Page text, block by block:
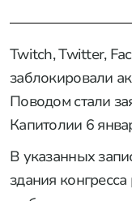
Twitch, Twitter,
заблокировали
Поводом стали
Капитолии 6
В указанных
здания